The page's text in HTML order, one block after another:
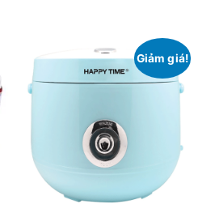
Giảm giá!